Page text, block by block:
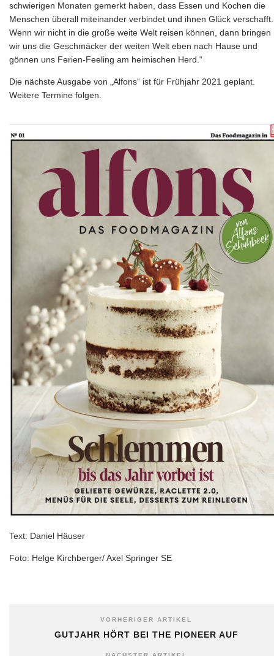
schwierigen Monaten gemerkt haben, dass Essen und Kochen die
Menschen überall miteinander verbindet und ihnen Glück verschafft.
Wenn wir nicht in die große weite Welt reisen können, dann bringen
wir uns die Geschmäcker der weiten Welt eben nach Hause und
gönnen uns Ferien-Feeling am heimischen Herd.“
Die nächste Ausgabe von „Alfons“ ist für Frühjahr 2021 geplant.
Weitere Termine folgen.
Text: Daniel Häuser
Foto: Helge Kirchberger/ Axel Springer SE
VORHERIGER ARTIKEL
GUTJAHR HÖRT BEI THE PIONEER AUF